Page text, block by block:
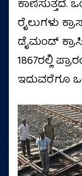
ಕಾಣಿಸುತ್ತದೆ.
ರೈಲುಗಳು
ಡೈಮಂಡ್‌
1867ರಲ್ಲಿ
ಇದುವರೆಗೂ